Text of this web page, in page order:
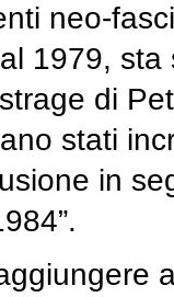
neo-
1979, sta
di
stati
in